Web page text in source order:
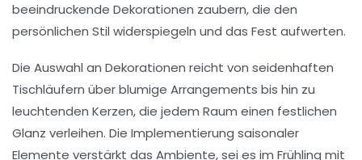
beeindruckende Dekorationen zaubern, die den
persönlichen Stil widerspiegeln und das Fest aufwerten.
Die Auswahl an Dekorationen reicht von seidenhaften
Tischläufern überblumige Arrangements bis hin zu
leuchtenden Kerzen, die jedem Raum einen festlichen
Glanz verleihen. Die Implementierung saisonaler
Elemente verstärkt das Ambiente, sei es im Frühling mit